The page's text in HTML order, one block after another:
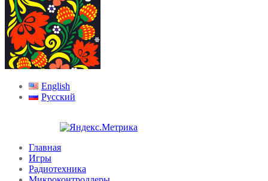
English
Русский
Главная
Игры
Радиотехника